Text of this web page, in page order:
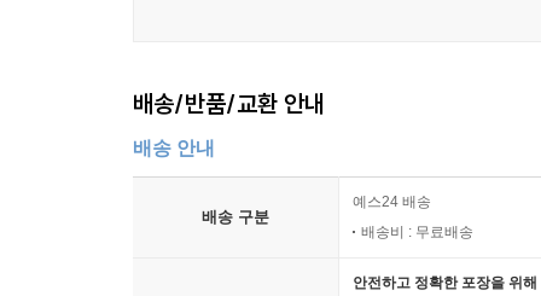
배송/반품/교환 안내
배송 안내
배송 구분
예스24 배송
배송비 : 무료배송
안전하고 정확한 포장을 위